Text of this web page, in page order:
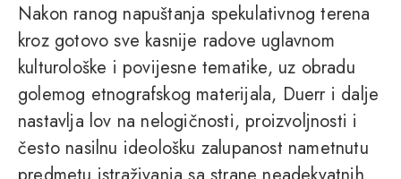
Nakon ranog napuštanja spekulativnog terena
kroz gotovo sve kasnije radove uglavnom
kulturološke i povijesne tematike, uz obradu
golemog etnografskog materijala, Duerr i dalje
nastavlja lov na nelogičnosti, proizvoljnosti i
često nasilnu ideološku zalupanost nametnutu